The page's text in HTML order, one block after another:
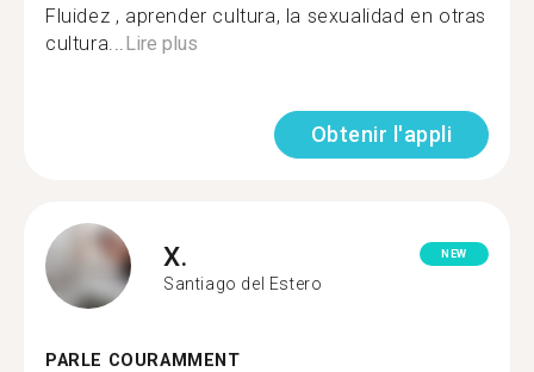
Fluidez , aprender cultura, la sexualidad en otras
cultura... Lire plus
Obtenir l'appli
X.
Santiago del Estero
NEW
PARLE COURAMMENT